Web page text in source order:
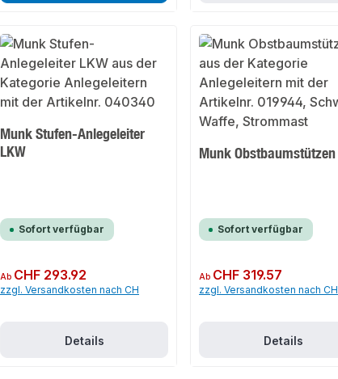
Munk Stufen-Anlegeleiter
LKW
Sofort verfügbar
Regulärer Preis:
Ab CHF 293.92
zzgl. Versandkosten nach CH
Details
Munk Obstbaumstützen
Sofort verfügbar
Regulärer Preis:
Ab CHF 319.57
zzgl. Versandkosten nach CH
Details